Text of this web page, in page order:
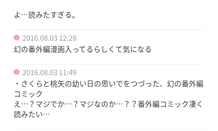
よ…読みたすぎる。
2016.08.03 12:28
幻の番外編漫画入ってるらしくて気になる
2016.08.03 11:49
・さくらと桃矢の幼い日の思いでをつづった、幻の番外編
コミック
え…？マジでか…？マジなのか…？？番外編コミック凄く
読みたい…